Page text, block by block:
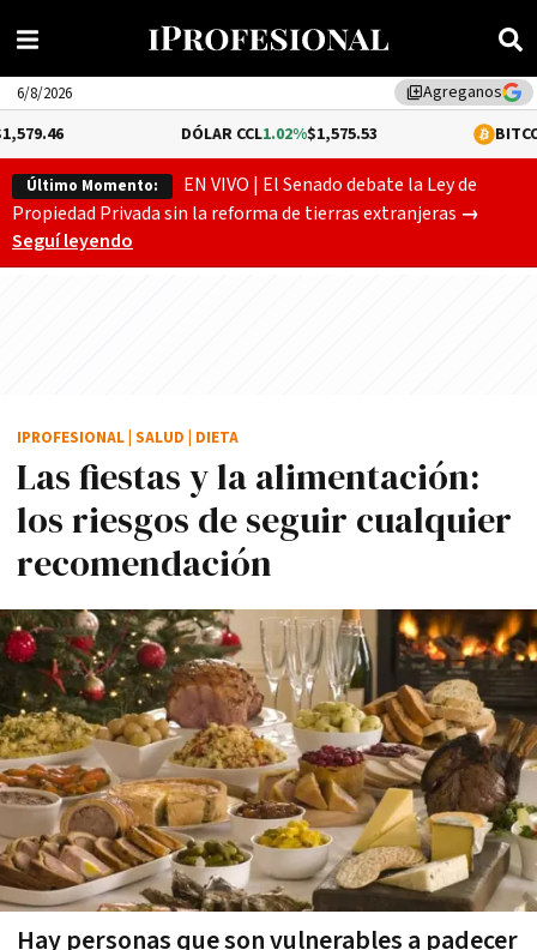
library_addAgreganos
6/8/2026
1.02%$1,575.53 -0.08%
Último Momento:
EN VIVO | El Senado debate la Ley de
Propiedad Privada sin la reforma de tierras extranjeras →
Seguí leyendo
Las fiestas y la alimentación:
los riesgos de seguir cualquier
recomendación
Hay personas que son vulnerables a padecer
IPROFESIONAL SALUD DIETA